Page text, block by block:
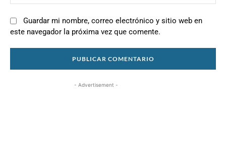
Guardar mi nombre, correo electrónico y sitio web en
este navegador la próxima vez que comente.
- Advertisement -